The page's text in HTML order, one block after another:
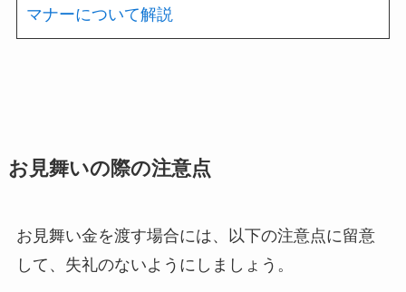
マナーについて解説
お見舞いの際の注意点
お見舞い金を渡す場合には、以下の注意点に留意
して、失礼のないようにしましょう。